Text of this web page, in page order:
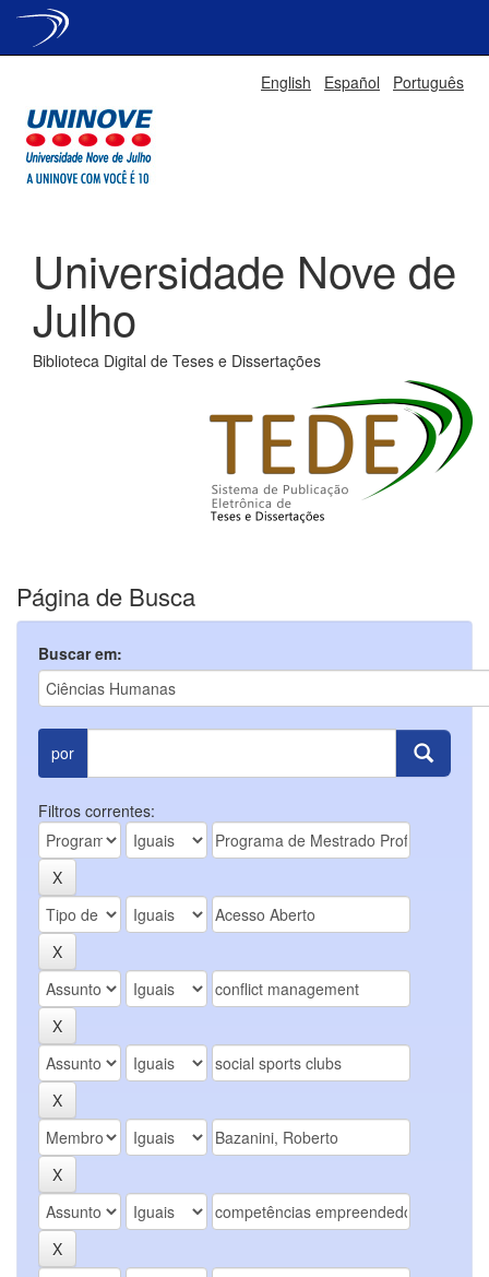
English Español Português
Universidade Nove de
Julho
Biblioteca Digital de Teses e Dissertações
Página de Busca
Buscar em:
por
Filtros correntes: